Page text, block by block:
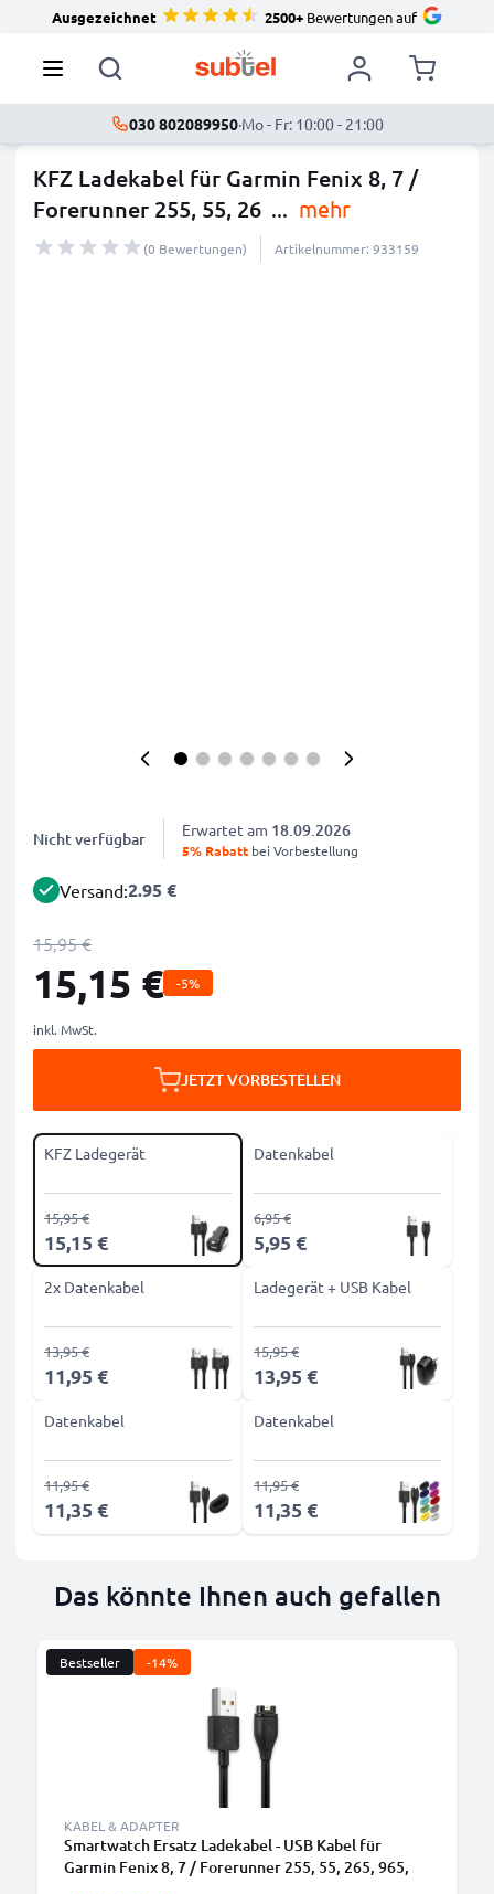
Ausgezeichnet 2500+Bewertungen auf
030 802089950·Mo - Fr: 10:00 - 21:00
KFZ Ladekabel für Garmin Fenix 8, 7 /
Forerunner 255, 55, 26 ... mehr
(0 Bewertungen) Artikelnummer: 933159
Nicht verfügbar Erwartet am 18.09.2026
5% Rabatt bei Vorbestellung
Versand:2.95 €
15,95 €
15,15 € -5%
inkl. MwSt.
JETZT VORBESTELLEN
KFZ Ladegerät
15,15 €
15,95 €
Datenkabel
5,95 €
6,95 €
2x Datenkabel
11,95 €
13,95 €
Ladegerät + USB Kabel
13,95 €
15,95 €
Datenkabel
11,35 €
11,95 €
Datenkabel
11,35 €
11,95 €
Das könnte Ihnen auch gefallen
Bestseller -14%
KABEL & ADAPTER
Smartwatch Ersatz Ladekabel - USB Kabel für
Garmin Fenix 8, 7 / Forerunner 255, 55, 265, 965,